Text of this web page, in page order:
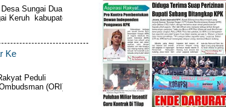
Sungai Dua
Keruh kabupaten
Ke
Peduli
(ORI)